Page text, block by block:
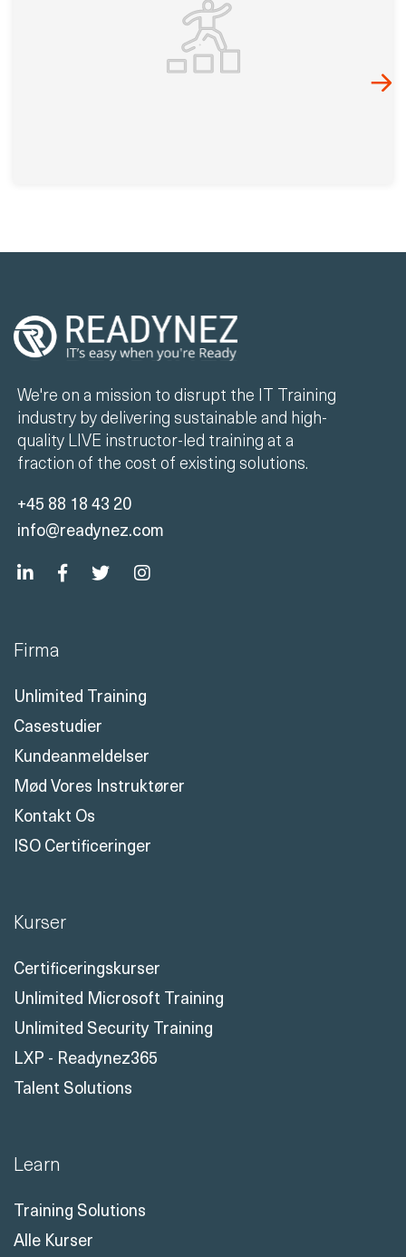
We're on a mission to disrupt the IT Training
industry by delivering sustainable and high-
quality LIVE instructor-led training at a
fraction of the cost of existing solutions.
+45 88 18 43 20
info@readynez.com
Firma
Unlimited Training
Casestudier
Kundeanmeldelser
Mød Vores Instruktører
Kontakt Os
ISO Certificeringer
Kurser
Certificeringskurser
Unlimited Microsoft Training
Unlimited Security Training
LXP - Readynez365
Talent Solutions
Learn
Training Solutions
Alle Kurser